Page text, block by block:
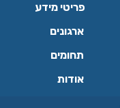
פריטי מידע
ארגונים
תחומים
אודות